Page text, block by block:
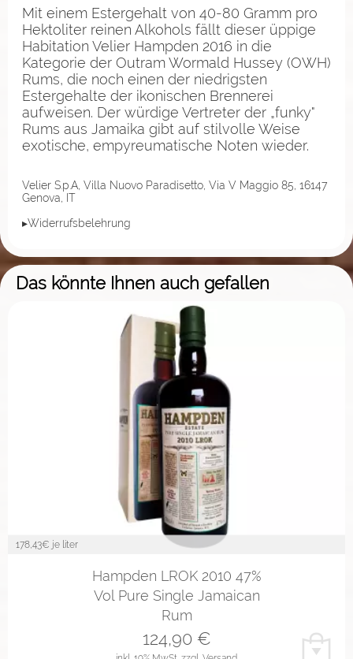
Mit einem Estergehalt von 40-80 Gramm pro
Hektoliter reinen Alkohols fällt dieser üppige
Habitation Velier Hampden 2016 in die
Kategorie der Outram Wormald Hussey (OWH)
Rums, die noch einen der niedrigsten
Estergehalte der ikonischen Brennerei
aufweisen. Der würdige Vertreter der „funky"
Rums aus Jamaika gibt auf stilvolle Weise
exotische, empyreumatische Noten wieder.
Velier S.p.A, Villa Nuovo Paradisetto, Via V Maggio 85, 16147
Genova, IT
▸Widerrufsbelehrung
Das könnte Ihnen auch gefallen
178,43€ je liter
Hampden LROK 2010 47%
Vol Pure Single Jamaican
Rum
124,90€